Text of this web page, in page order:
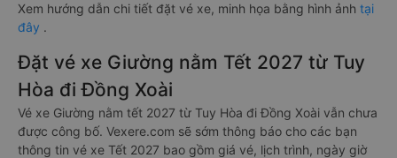
Xem hướng dẫn chi tiết đặt vé xe, minh họa bằng hình ảnh tại
đây .
Đặt vé xe Giường nằm Tết 2027 từ Tuy
Hòa đi Đồng Xoài
Vé xe Giường nằm tết 2027 từ Tuy Hòa đi Đồng Xoài vẫn chưa
được công bố. Vexere.com sẽ sớm thông báo cho các bạn
thông tin vé xe Tết 2027 bao gồm giá vé, lịch trình, ngày giờ